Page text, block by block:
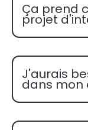
Ça prend
projet
J'aurais
dans mon